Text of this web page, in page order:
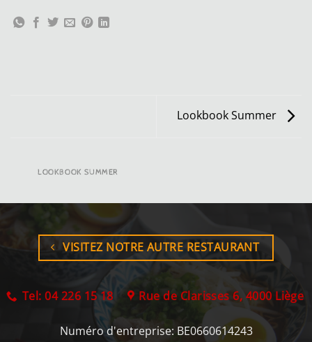
Lookbook Summer
LOOKBOOK SUMMER
VISITEZ NOTRE AUTRE RESTAURANT
Tel: 04 226 15 18 Rue de Clarisses 6, 4000 Liège
Numéro d'entreprise: BE0660614243